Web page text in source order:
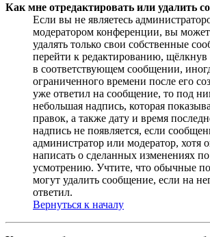
Как мне отредактировать или удалить
Если вы не являетесь
модератором конференции, вы
удалять только свои собственные
перейти к редактированию,
в соответствующем сообщении,
ограниченного времени после его
уже ответил на сообщение, то под
небольшая надпись, которая
правок, а также дату и время
надпись не появляется, если
администратор или модератор, хотя
написать о сделанных изменениях
усмотрению. Учтите, что обычные
могут удалить сообщение, если на
ответил.
Вернуться к началу